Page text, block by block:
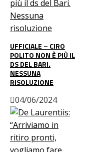
UFFICIALE – CIRO
POLITO NON È PIÙ IL
DS DEL BARI.
NESSUNA
RISOLUZIONE
04/06/2024